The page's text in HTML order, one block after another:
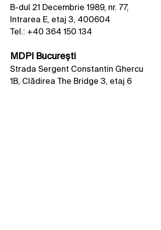
B-dul 21 Decembrie 1989, nr. 77,
Intrarea E, etaj 3, 400604
Tel.: +40 364 150 134
MDPI București
Strada Sergent Constantin Ghercu
1B, Clădirea The Bridge 3, etaj 6